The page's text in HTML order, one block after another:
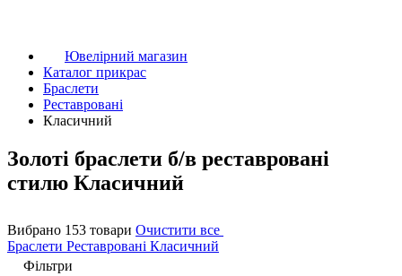
Ювелірний магазин
Каталог прикрас
Браслети
Реставровані
Класичний
Золоті браслети б/в реставровані
стилю Класичний
Вибрано 153 товари Очистити все
Браслети Реставровані Класичний
Фільтри